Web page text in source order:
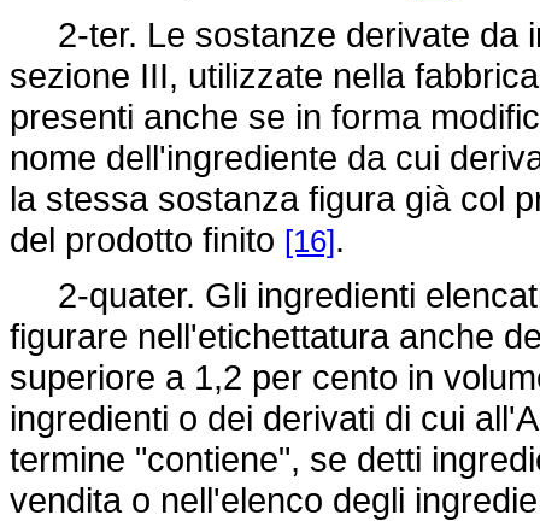
2-ter. Le sostanze derivate da
sezione III, utilizzate nella
presenti anche se in forma
nome dell'ingrediente da cui
la stessa sostanza figura già col
del prodotto finito [16].
2-quater. Gli ingredienti
figurare nell'etichettatura anche
superiore a 1,2 per cento in
ingredienti o dei derivati di cui
termine "contiene", se detti
vendita o nell'elenco degli